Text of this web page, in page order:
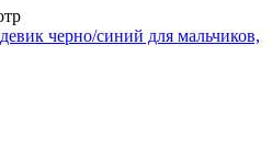
черно/синий для мальчиков,